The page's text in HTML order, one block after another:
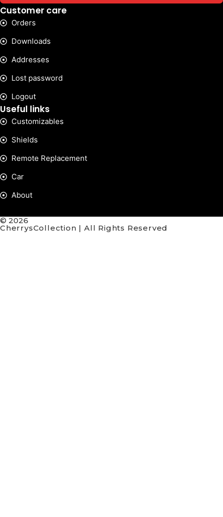
Customer care
Orders
Downloads
Addresses
Lost password
Logout
Useful links
Customizables
Shields
Remote Replacement
Car
About
© 2026
CherrysCollection | All Rights Reserved